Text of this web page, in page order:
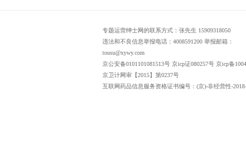
专题运营绅士网的联系方式：张先生 15909318050
违法和不良信息举报电话：4008591200 举报邮箱：
tousu@xywy.com
京公安备0101101081513号 京icp证080257号 京icp备
京卫计网审【2015】第0237号
互联网药品信息服务资格证书编号：(京)-非经营性-